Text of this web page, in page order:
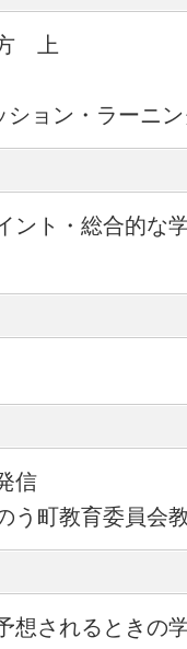
上
ション・ラーニ
ント・総合的な
信
う町教育委員会
想されるときの